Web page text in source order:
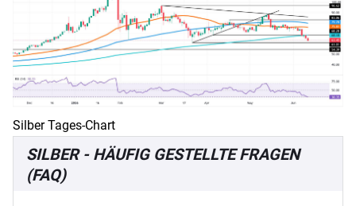
Silber Tages-Chart
SILBER - HÄUFIG GESTELLTE FRAGEN
(FAQ)